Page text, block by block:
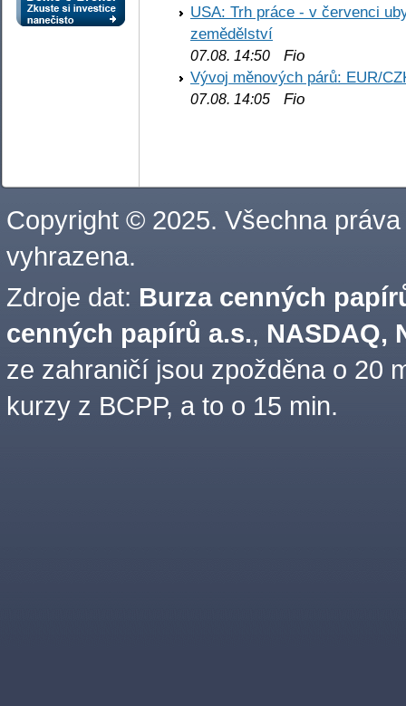
USA: Trh práce - v červenci
zemědělství
07.08. 14:50 Fio
Vývoj měnových párů: EUR/
07.08. 14:05 Fio
Copyright © 2025. Všechna práva
vyhrazena.
Zdroje dat: Burza cenných
cenných papírů a.s., NASDAQ,
ze zahraničí jsou zpožděna o 20
kurzy z BCPP, a to o 15 min.